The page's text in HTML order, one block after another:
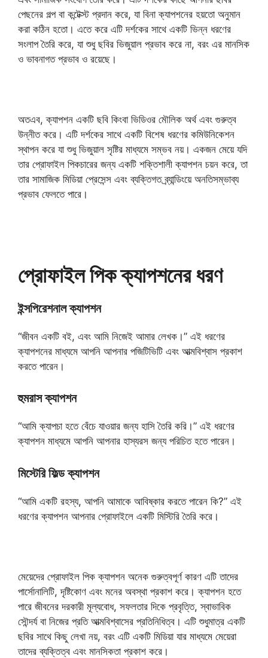
পেছনের গল্প বা কন্টেক্স্ট প্রদান করে, যা বিনা ক্যাপশনের হয়তো অনুমান
করা কঠিন হতো। এতে করে এটি দর্শকের সাথে একটি ভিন্ন ধরণের
সংলাপ তৈরি করে, যা শুধু ছবির ভিজুয়াল প্রভাব করে না, বরং এর মানসিক
ও ভাবনাগত প্রভাব ও রয়েছে।
অতএব, ক্যাপশন একটি ছবি কিংবা ভিডিওর মৌলিক অর্থ এবং গুরুত্ব
উন্নীত করে। এটি দর্শকের সাথে একটি বিশেষ ধরণের কমিউনিকেশন
স্থাপন করে যা শুধু ভিজুয়াল সৃষ্টির মাধ্যমে সম্ভব নয়। একজন মেয়ে যদি
তার প্রোফাইল পিকচারের জন্য একটি শক্তিশালী ক্যাপশন চয়ন করে, তা
তার সামাজিক মিডিয়া প্রেসেন্স এবং ব্যক্তিগত ব্র্যান্ডিংয়ে অনতিসম্ভাব্য
প্রভাব ফেলতে পারে।
প্রোফাইল পিক ক্যাপশনের ধরণ
ইন্সপিরেশনাল ক্যাপশন
“জীবন একটি বই, এবং আমি নিজেই আমার লেখক।” এই ধরণের
ক্যাপশনের মাধ্যমে আপনি আপনার পজিটিভিটি এবং আত্মবিশ্বাস প্রকাশ
করতে পারেন।
হুমরাস ক্যাপশন
“আমি ক্যাপচা হতে বেঁচে যাওয়ার জন্য হাসি তৈরি করি।” এই ধরণের
ক্যাপশন মাধ্যমে আপনি আপনার হাস্যরস জন্য পরিচিত হতে পারেন।
মিস্টেরি ফিল্ড ক্যাপশন
“আমি একটি রহস্য, আপনি আমাকে আবিষ্কার করতে পারেন কি?” এই
ধরণের ক্যাপশন আপনার প্রোফাইলে একটি মিস্টিরি তৈরি করে।
মেয়েদের প্রোফাইল পিক ক্যাপশন অনেক গুরুত্বপূর্ণ কারণ এটি তাদের
পার্সোনালিটি, দৃষ্টিকোণ এবং মনের অবস্থা প্রকাশ করে। ক্যাপশন হতে
পারে জীবনের দরকারী মূল্যবোধ, সফলতার দিকে প্রবৃত্তি, স্বাভাবিক
সৌন্দর্য বা নিজের প্রতি আত্মবিশ্বাসের প্রতিনিধিত্ব। এটি শুধুমাত্র একটি
ছবির সাথে কিছু লেখা নয়, বরং এটি একটি মিডিয়া যার মাধ্যমে মেয়েরা
তাদের ব্যক্তিত্ব এবং মানসিকতা প্রকাশ করে।